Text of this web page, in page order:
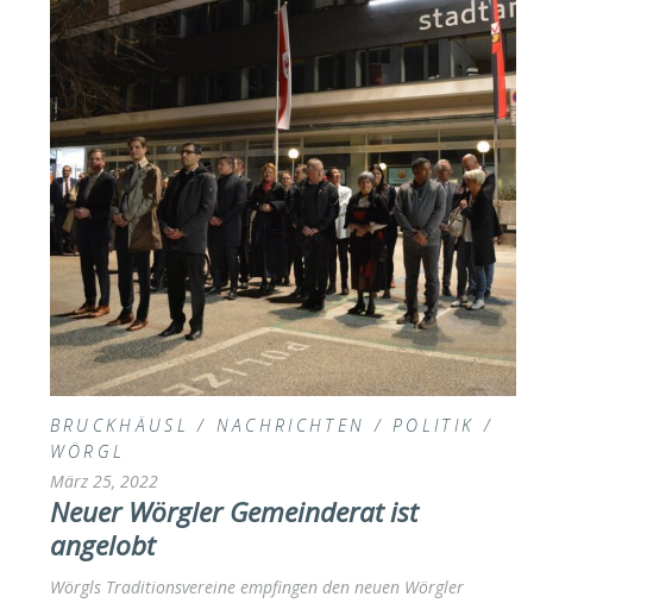
BRUCKHÄUSL / NACHRICHTEN /POLITIK /
WÖRGL
März 25, 2022
Neuer Wörgler Gemeinderat ist
angelobt
Wörgls Traditionsvereine empfingen den neuen Wörgler